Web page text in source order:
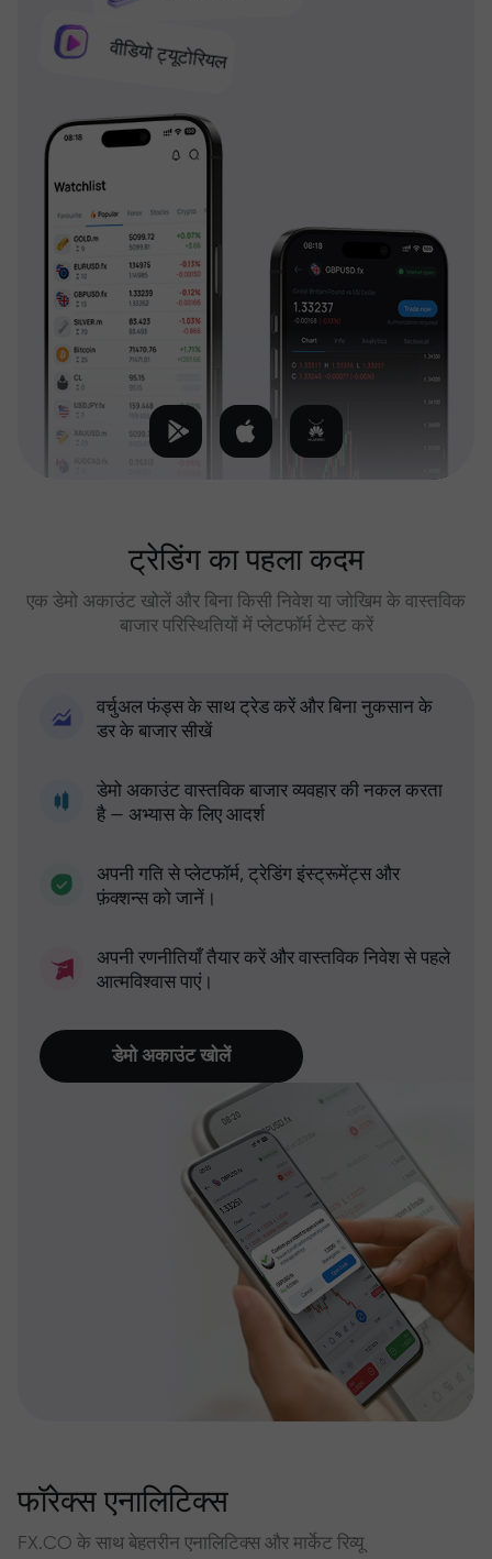
वीडियो ट्यूटोरियल
ट्रेडिंग का पहला कदम
एक डेमो अकाउंट खोलें और बिना किसी निवेश या जोखिम के वास्तविक
बाजार परिस्थितियों में प्लेटफॉर्म टेस्ट करें
वर्चुअल फंड्स के साथ ट्रेड करें और बिना नुकसान के
डर के बाजार सीखें
डेमो अकाउंट वास्तविक बाजार व्यवहार की नकल करता
है — अभ्यास के लिए आदर्श
अपनी गति से प्लेटफॉर्म, ट्रेडिंग इंस्ट्रूमेंट्स और
फ़ंक्शन्स को जानें।
अपनी रणनीतियाँ तैयार करें और वास्तविक निवेश से पहले
आत्मविश्वास पाएं।
डेमो अकाउंट खोलें
फॉरेक्स एनालिटिक्स
FX.CO के साथ बेहतरीन एनालिटिक्स और मार्केट रिव्यू